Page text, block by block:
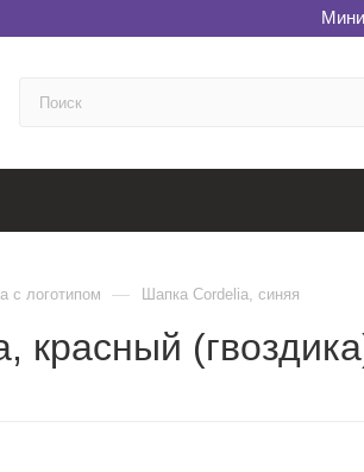
с логотипом — Шапка Cordelia, синяя
красный